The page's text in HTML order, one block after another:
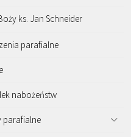
ks. Jan Schneider
parafialne
nabożeństw
parafialne